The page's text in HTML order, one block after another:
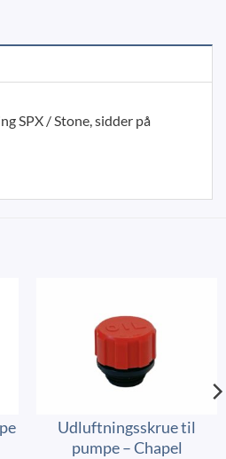
SPX / Stone, sidder på
Udluftningsskrue til
pumpe – Chapel